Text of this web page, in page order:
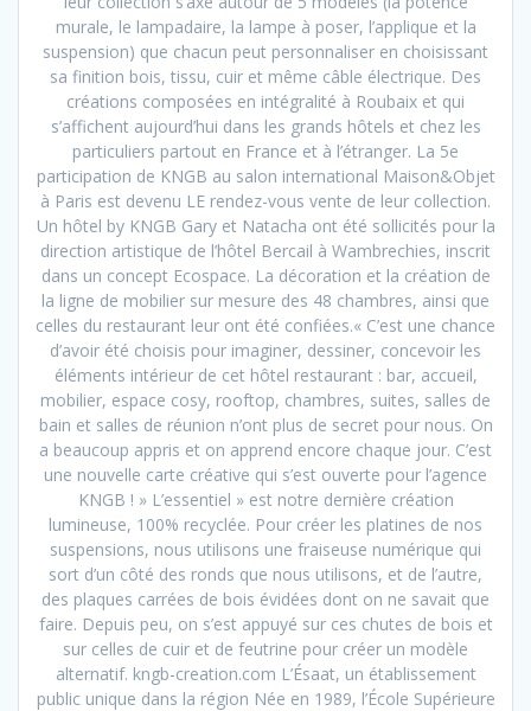
murale, le lampadaire, la lampe à poser, l’applique et la
suspension) que chacun peut personnaliser en choisissant
sa finition bois, tissu, cuir et même câble électrique. Des
créations composées en intégralité à Roubaix et qui
s’affichent aujourd’hui dans les grands hôtels et chez les
particuliers partout en France et à l’étranger. La 5e
participation de KNGB au salon international Maison&Objet
à Paris est devenu LE rendez-vous vente de leur collection.
Un hôtel by KNGB Gary et Natacha ont été sollicités pour la
direction artistique de l’hôtel Bercail à Wambrechies, inscrit
dans un concept Ecospace. La décoration et la création de
la ligne de mobilier sur mesure des 48 chambres, ainsi que
celles du restaurant leur ont été confiées.« C’est une chance
d’avoir été choisis pour imaginer, dessiner, concevoir les
éléments intérieur de cet hôtel restaurant : bar, accueil,
mobilier, espace cosy, rooftop, chambres, suites, salles de
bain et salles de réunion n’ont plus de secret pour nous. On
a beaucoup appris et on apprend encore chaque jour. C’est
une nouvelle carte créative qui s’est ouverte pour l’agence
KNGB ! » L’essentiel » est notre dernière création
lumineuse, 100% recyclée. Pour créer les platines de nos
suspensions, nous utilisons une fraiseuse numérique qui
sort d’un côté des ronds que nous utilisons, et de l’autre,
des plaques carrées de bois évidées dont on ne savait que
faire. Depuis peu, on s’est appuyé sur ces chutes de bois et
sur celles de cuir et de feutrine pour créer un modèle
alternatif. kngb-creation.com L’Ésaat, un établissement
public unique dans la région Née en 1989, l’École Supérieure